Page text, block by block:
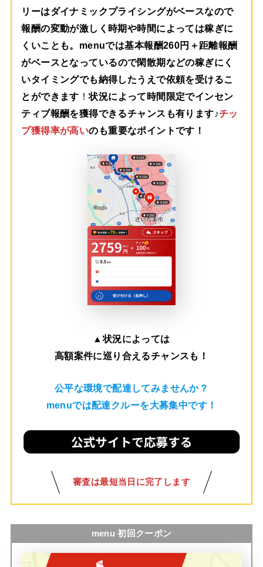
リーはダイナミックプライシングがベースなので
報酬の変動が激しく時期や時間によっては稼ぎに
くいことも。menuでは基本報酬260円＋距離報酬
がベースとなっているので閑散期などの稼ぎにく
いタイミングでも納得したうえで依頼を受けるこ
とができます ！状況によって時間限定でインセン
ティブ報酬を獲得できるチャンスも有ります♪チッ
プ獲得率が高いのも重要なポイントです！
▲状況によっては
高額案件に巡り合えるチャンスも！
公平な環境で配達してみませんか？
menuでは配達クルーを大募集中です！
審査は最短当日に完了します
menu 初回クーポン